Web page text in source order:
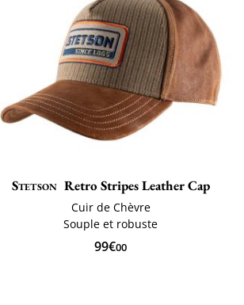
Stetson Retro Stripes Leather Cap
Cuir de Chèvre
Souple et robuste
99€00